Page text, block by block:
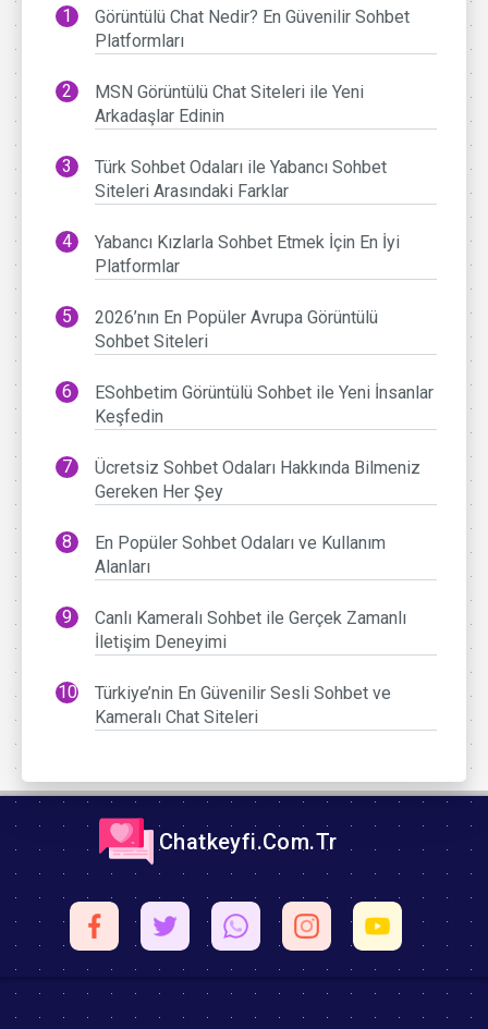
Görüntülü Chat Nedir? En Güvenilir Sohbet
Platformları
MSN Görüntülü Chat Siteleri ile Yeni
Arkadaşlar Edinin
Türk Sohbet Odaları ile Yabancı Sohbet
Siteleri Arasındaki Farklar
Yabancı Kızlarla Sohbet Etmek İçin En İyi
Platformlar
2026’nın En Popüler Avrupa Görüntülü
Sohbet Siteleri
ESohbetim Görüntülü Sohbet ile Yeni İnsanlar
Keşfedin
Ücretsiz Sohbet Odaları Hakkında Bilmeniz
Gereken Her Şey
En Popüler Sohbet Odaları ve Kullanım
Alanları
Canlı Kameralı Sohbet ile Gerçek Zamanlı
İletişim Deneyimi
Türkiye’nin En Güvenilir Sesli Sohbet ve
Kameralı Chat Siteleri
Chatkeyfi.Com.Tr